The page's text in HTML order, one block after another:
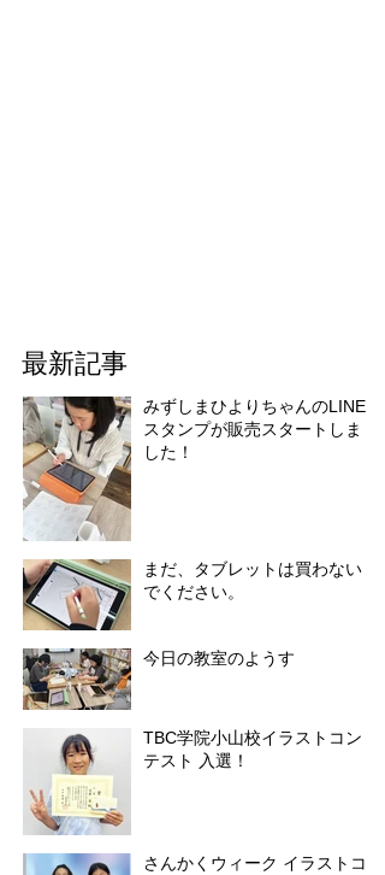
最新記事
みずしまひよりちゃんのLINE
スタンプが販売スタートしま
した！
まだ、タブレットは買わない
でください。
今日の教室のようす
TBC学院小山校イラストコン
テスト 入選！
さんかくウィーク イラストコ